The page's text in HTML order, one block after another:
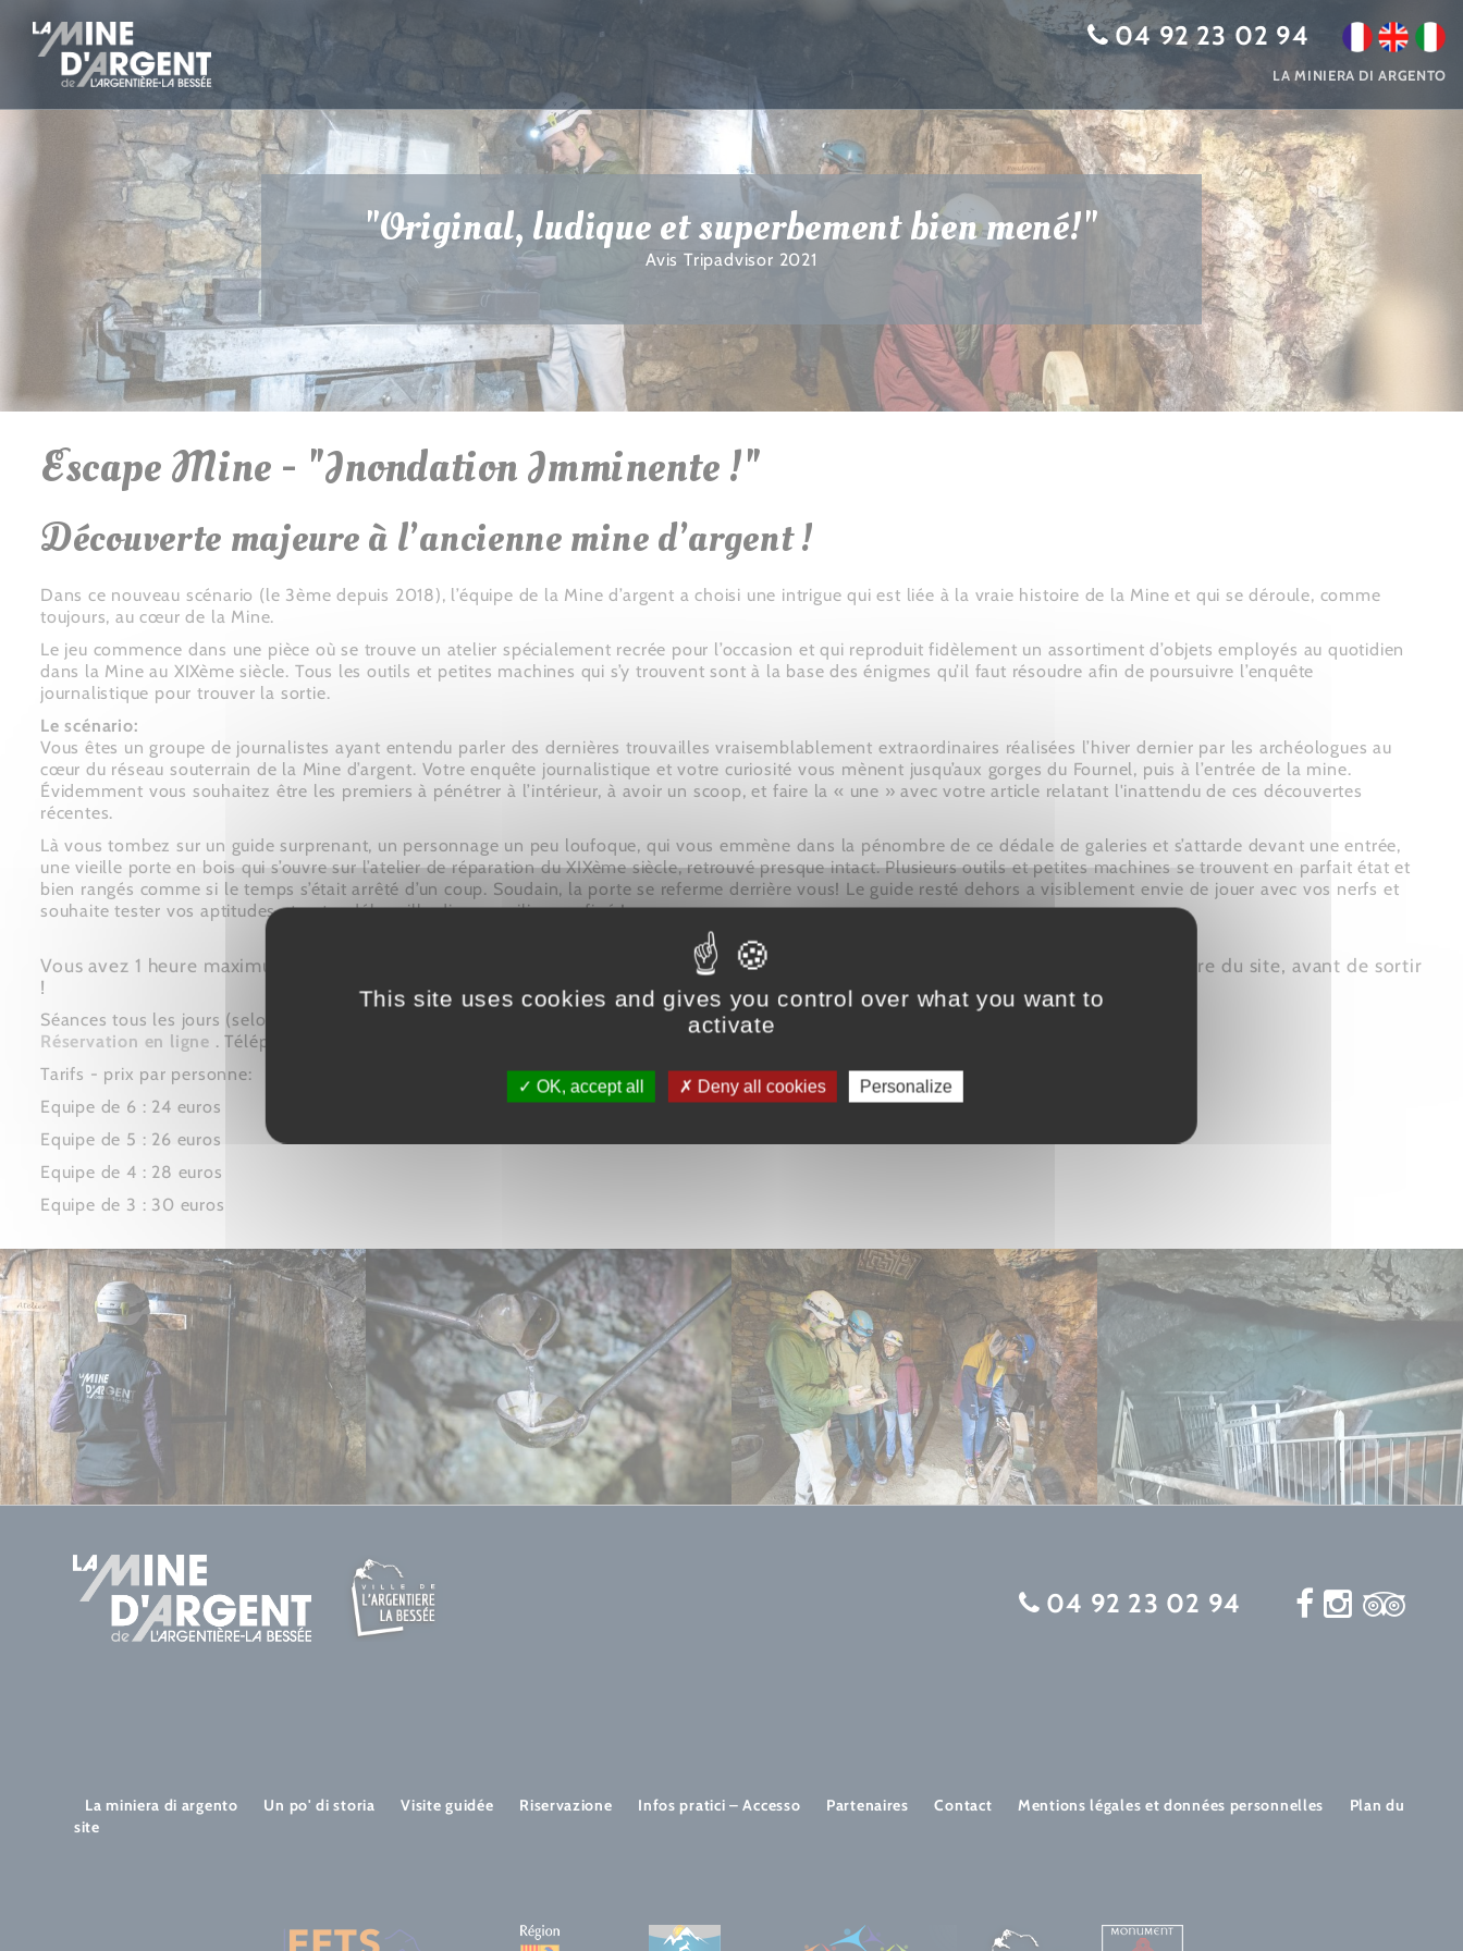
04 92 23 02 94
LA MINIERA DI ARGENTO
"Original, ludique et superbement bien mené!"
Avis Tripadvisor 2021
Escape Mine - "Inondation Imminente !"
Découverte majeure à l’ancienne mine d’argent !
Dans ce nouveau scénario (le 3ème depuis 2018), l’équipe de la Mine d’argent a choisi une intrigue qui est liée à la vraie histoire de la Mine et qui se déroule, comme
toujours, au cœur de la Mine.
Le jeu commence dans une pièce où se trouve un atelier spécialement recrée pour l’occasion et qui reproduit fidèlement un assortiment d’objets employés au quotidien
dans la Mine au XIXème siècle. Tous les outils et petites machines qui s’y trouvent sont à la base des énigmes qu’il faut résoudre afin de poursuivre l’enquête
journalistique pour trouver la sortie.
Le scénario:
Vous êtes un groupe de journalistes ayant entendu parler des dernières trouvailles vraisemblablement extraordinaires réalisées l’hiver dernier par les archéologues au
cœur du réseau souterrain de la Mine d’argent. Votre enquête journalistique et votre curiosité vous mènent jusqu’aux gorges du Fournel, puis à l’entrée de la mine.
Évidemment vous souhaitez être les premiers à pénétrer à l’intérieur, à avoir un scoop, et faire la « une » avec votre article relatant l'inattendu de ces découvertes
récentes.
Là vous tombez sur un guide surprenant, un personnage un peu loufoque, qui vous emmène dans la pénombre de ce dédale de galeries et s’attarde devant une entrée,
une vieille porte en bois qui s’ouvre sur l’atelier de réparation du XIXème siècle, retrouvé presque intact. Plusieurs outils et petites machines se trouvent en parfait état et
bien rangés comme si le temps s’était arrêté d’un coup. Soudain, la porte se referme derrière vous! Le guide resté dehors a visiblement envie de jouer avec vos nerfs et
souhaite tester vos aptitudes et votre débrouillardise en milieu confiné !
Vous avez 1 heure maximum pour relever le challenge, et si vous réussissez, il vous promet de vous montrer LA découverte majeure du site, avant de sortir
!
Séances tous les jours (selon disponibilités): 10h 14h 16h 18h
Réservation en ligne . Téléphone: 04 92 23 02 94
Tarifs - prix par personne:
Equipe de 6 : 24 euros
Equipe de 5 : 26 euros
Equipe de 4 : 28 euros
Equipe de 3 : 30 euros
04 92 23 02 94
La miniera di argento Un po' di storia Visite guidée Riservazione Infos pratici – Accesso Partenaires Contact Mentions légales et données personnelles
Plan du
site
This site uses cookies and gives you control over what you want to
activate
OK, accept all Deny all cookies Personalize